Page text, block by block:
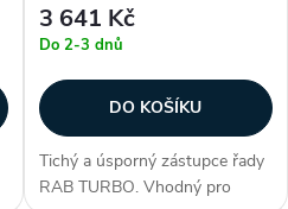
3 641 Kč
Do 2-3 dnů
DO KOŠÍKU
Tichý a úsporný zástupce řady
RAB TURBO. Vhodný pro